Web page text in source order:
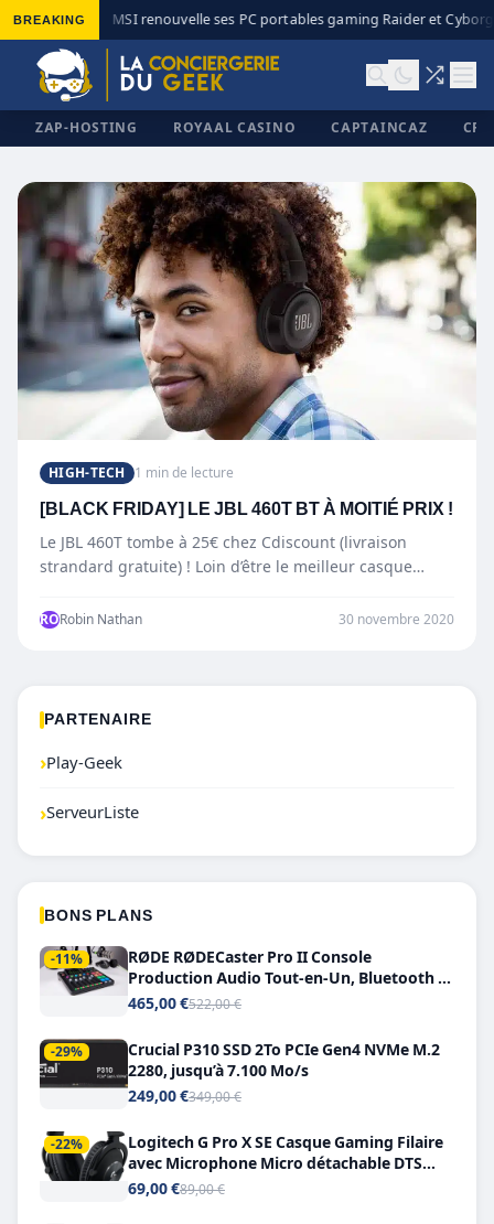
BREAKING MSI renouvelle ses PC portables gaming Raider et
ZAP-HOSTING ROYAAL CASINO CAPTAINCAZ
✕
HIGH-TECH 1 min de lecture
[BLACK FRIDAY] LE JBL 460T BT À MOITIÉ PRIX !
Le JBL 460T tombe à 25€ chez Cdiscount (livraison
strandard gratuite) ! Loin d’être le meilleur casque
RORobin Nathan 30 novembre 2020
PARTENAIRE
›Play-Geek
›ServeurListe
BONS PLANS
-11%
RØDE RØDECaster Pro II Console
Production Audio Tout-en-Un, Bluetooth et
Double USB-C
465,00 €522,00 €
-29%
Crucial P310 SSD 2To PCIe Gen4 NVMe M.2
2280, jusqu’à 7.100 Mo/s
249,00 €349,00 €
-22%
Logitech G Pro X SE Casque Gaming Filaire
avec Microphone Micro détachable DTS
Headphone X 7.1
69,00 €89,00 €